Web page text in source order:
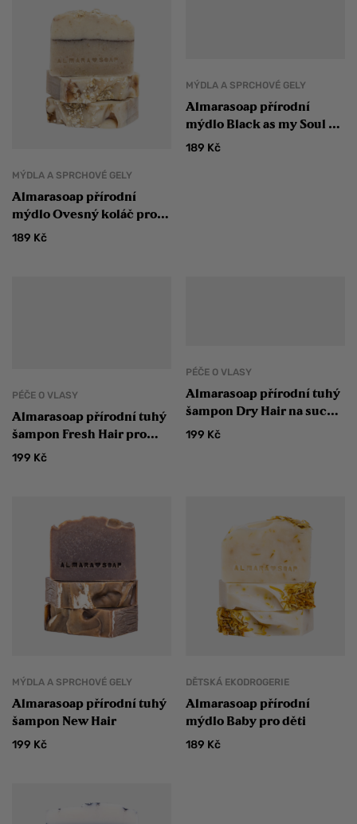
MÝDLA A SPRCHOVÉ GELY
Almarasoap přírodní
mýdlo Ovesný koláč pro
suchou pleť
189 Kč
MÝDLA A SPRCHOVÉ GELY
Almarasoap přírodní
mýdlo Black as my Soul s
aktivním uhlím
189 Kč
PÉČE O VLASY
Almarasoap přírodní tuhý
šampon Fresh Hair pro
normální, jemné a mastné
199 Kč
PÉČE O VLASY
Almarasoap přírodní tuhý
šampon Dry Hair na suché
vlasy
199 Kč
MÝDLA A SPRCHOVÉ GELY
Almarasoap přírodní tuhý
šampon New Hair
199 Kč
DĚTSKÁ EKODROGERIE
Almarasoap přírodní
mýdlo Baby pro děti
189 Kč